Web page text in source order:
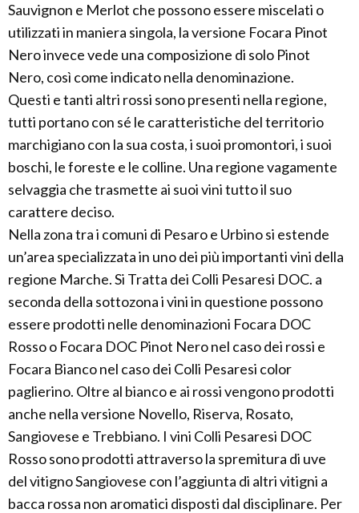
Sauvignon e Merlot che possono essere miscelati o
utilizzati in maniera singola, la versione Focara Pinot
Nero invece vede una composizione di solo Pinot
Nero, così come indicato nella denominazione.
Questi e tanti altri rossi sono presenti nella regione,
tutti portano con sé le caratteristiche del territorio
marchigiano con la sua costa, i suoi promontori, i suoi
boschi, le foreste e le colline. Una regione vagamente
selvaggia che trasmette ai suoi vini tutto il suo
carattere deciso.
Nella zona tra i comuni di Pesaro e Urbino si estende
un’area specializzata in uno dei più importanti vini della
regione Marche. Si Tratta dei Colli Pesaresi DOC. a
seconda della sottozona i vini in questione possono
essere prodotti nelle denominazioni Focara DOC
Rosso o Focara DOC Pinot Nero nel caso dei rossi e
Focara Bianco nel caso dei Colli Pesaresi color
paglierino. Oltre al bianco e ai rossi vengono prodotti
anche nella versione Novello, Riserva, Rosato,
Sangiovese e Trebbiano. I vini Colli Pesaresi DOC
Rosso sono prodotti attraverso la spremitura di uve
del vitigno Sangiovese con l’aggiunta di altri vitigni a
bacca rossa non aromatici disposti dal disciplinare. Per